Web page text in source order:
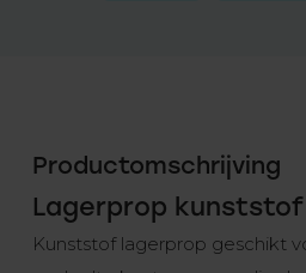
Productomschrijving
Lagerprop
Kunststof lagerprop geschikt